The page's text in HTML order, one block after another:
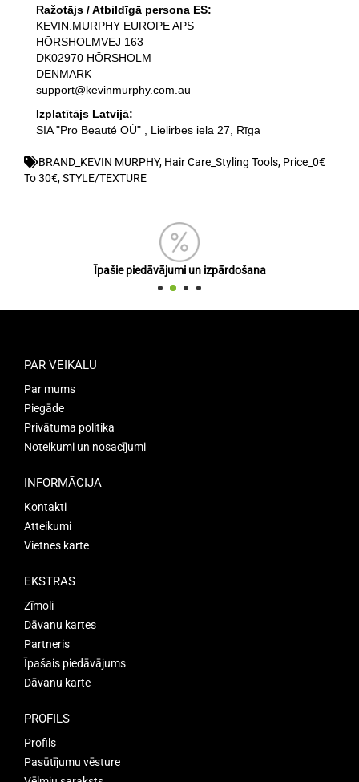
Ražotājs / Atbildīgā persona ES:
KEVIN.MURPHY EUROPE APS
HŌRSHOLMVEJ 163
DK02970 HŌRSHOLM
DENMARK
support@kevinmurphy.com.au
Izplatītājs Latvijā:
SIA "Pro Beauté OÚ" , Lielirbes iela 27, Rīga
BRAND_KEVIN MURPHY, Hair Care_Styling Tools, Price_0€
To 30€,STYLE/TEXTURE
Īpašie piedāvājumi un izpārdošana
PAR VEIKALU
Par mums
Piegāde
Privātuma politika
Noteikumi un nosacījumi
INFORMĀCIJA
Kontakti
Atteikumi
Vietnes karte
EKSTRAS
Zīmoli
Dāvanu kartes
Partneris
Īpašais piedāvājums
Dāvanu karte
PROFILS
Profils
Pasūtījumu vēsture